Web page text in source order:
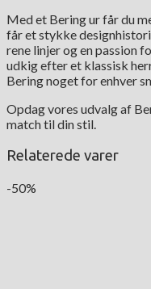
Med et Bering ur får du
får et stykke
rene linjer og en passion
udkig efter et klassisk
Bering noget for enhver
Opdag vores udvalg af
match til din stil.
Relaterede varer
-50%